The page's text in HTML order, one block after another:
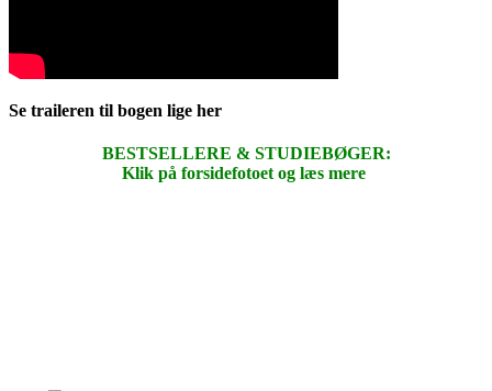
Se traileren til bogen lige her
BESTSELLERE & STUDIEBØGER:
Klik på forsidefotoet og læs mere